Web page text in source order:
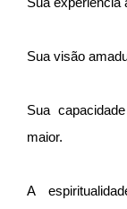
Sua visão
Sua
maior.
A